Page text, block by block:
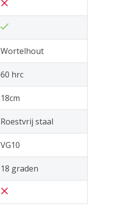
Wortelhout
60 hrc
18cm
Roestvrij staal
VG10
18 graden